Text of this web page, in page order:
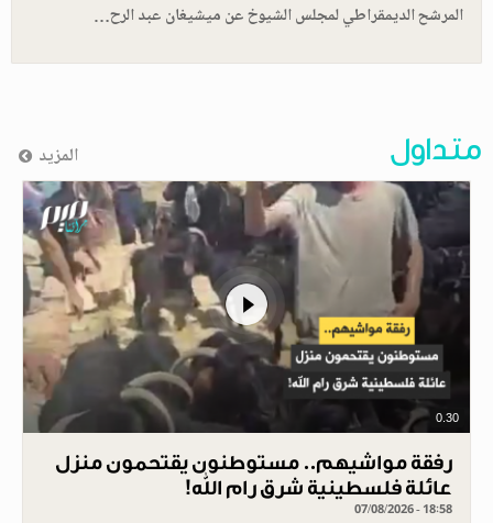
المرشح الديمقراطي لمجلس الشيوخ عن ميشيغان عبد الرح…
متداول المزيد
0.30
رفقة مواشيهم.. مستوطنون يقتحمون منزل
عائلة فلسطينية شرق رام الله!
07/08/2026 - 18:58